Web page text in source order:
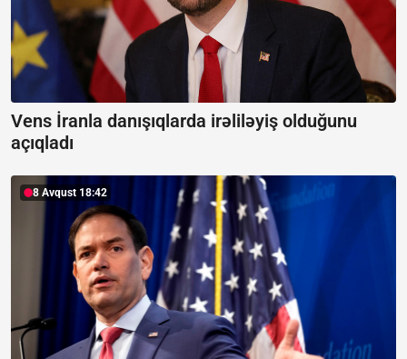
Vens İranla danışıqlarda irəliləyiş olduğunu
açıqladı
8 Avqust 18:42